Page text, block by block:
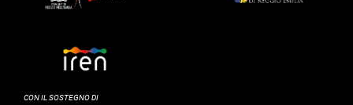
CON IL SOSTEGNO DI